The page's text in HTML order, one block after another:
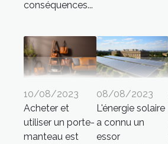
conséquences...
10/08/2023
Acheter et
utiliser un porte-
manteau est
08/08/2023
L'énergie solaire
a connu un
essor